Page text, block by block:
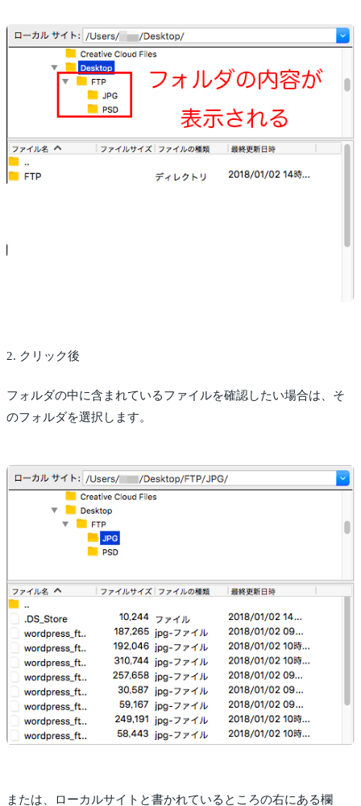
2. クリック後
フォルダの中に含まれているファイルを確認したい場合は、そ
のフォルダを選択します。
または、ローカルサイトと書かれているところの右にある欄